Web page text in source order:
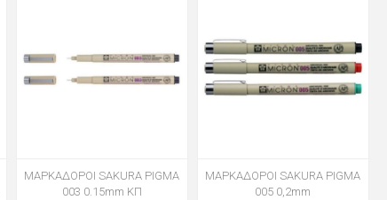
ΜΑΡΚΑΔΟΡΟΙ SAKURA PIGMA
003 0.15mm ΚΠ
ΜΑΡΚΑΔΟΡΟΙ SAKURA PIGMA
005 0,2mm